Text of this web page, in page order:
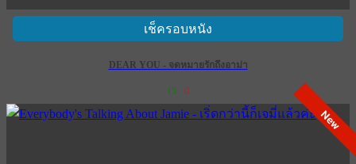
เช็ครอบหนัง
DEAR YOU - จดหมายรักถึงอาม่า
15 0
New